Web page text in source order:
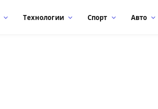
Технологии Спорт Авто